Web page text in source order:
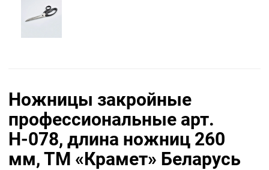
Ножницы закройные
профессиональные арт.
Н-078, длина ножниц 260
мм, ТМ «Крамет» Беларусь